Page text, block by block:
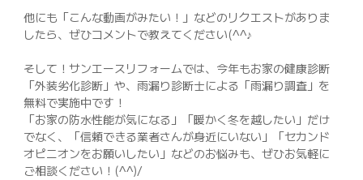
他にも「こんな動画がみたい！」などのリクエストがありま
したら、ぜひコメントで教えてください(^^♪
そして！サンエースリフォームでは、今年もお家の健康診断
「外装劣化診断」や、雨漏り診断士による「雨漏り調査」を
無料で実施中です！
「お家の防水性能が気になる」「暖かく冬を越したい」だけ
でなく、「信頼できる業者さんが身近にいない」「セカンド
オピニオンをお願いしたい」などのお悩みも、ぜひお気軽に
ご相談ください！(^^)/